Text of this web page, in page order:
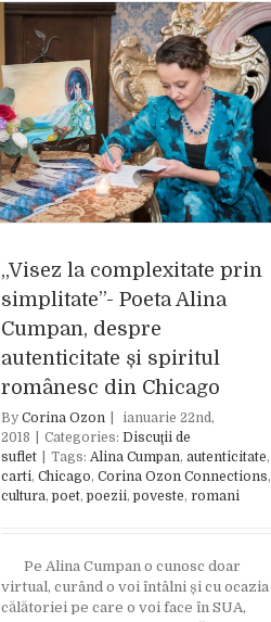
„Visez la complexitate prin
simplitate”- Poeta Alina
Cumpan, despre
autenticitate și spiritul
românesc din Chicago
ByCorina Ozon
ianuarie 22nd,
2018
Categories:Discuţii de
suflet
Tags:Alina Cumpan,autenticitate,
carti,Chicago,Corina Ozon Connections,
cultura,poet,poezii,poveste, romani
Pe Alina Cumpan o cunosc doar
virtual, curând o voi întâlni și cu ocazia
călătoriei pe care o voi face în SUA,